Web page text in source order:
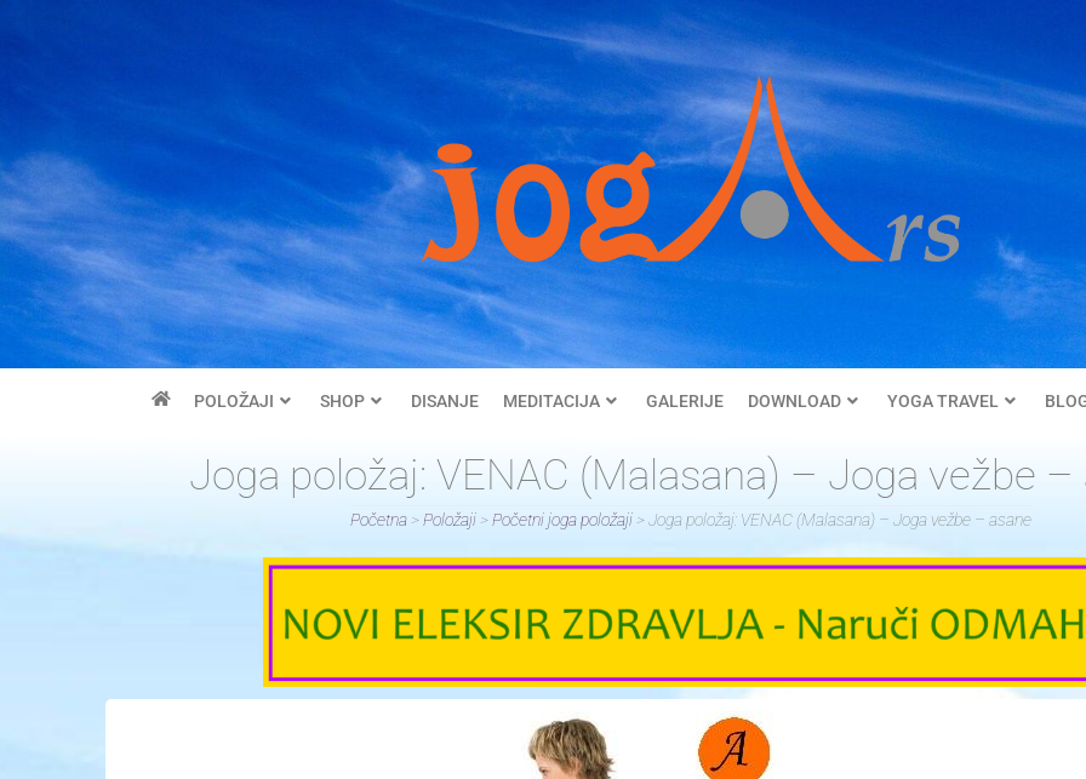
POLOŽAJI SHOP DISANJE MEDITACIJA GALERIJE DOWNLOAD YOGA TRAVEL
Joga položaj: VENAC (Malasana) – Joga vežbe –
Početna>Položaji>Početni joga položaji>Joga položaj: VENAC (Malasana) – Joga vežbe – asane